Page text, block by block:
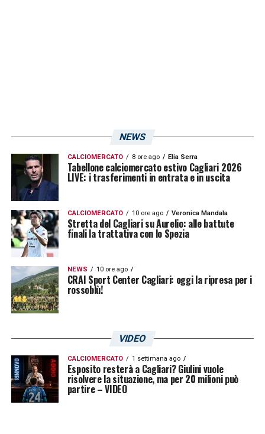
NEWS
CALCIOMERCATO 8 ore ago Elia Serra
Tabellone calciomercato estivo Cagliari 2026
LIVE: i trasferimenti in entrata e in uscita
CALCIOMERCATO 10 ore ago Veronica Mandala
Stretta del Cagliari su Aurelio: alle battute
finali la trattativa con lo Spezia
NEWS 10 ore ago
CRAI Sport Center Cagliari: oggi la ripresa per i
rossoblù!
VIDEO
CALCIOMERCATO 1 settimana ago
Esposito resterà a Cagliari? Giulini vuole
risolvere la situazione, ma per 20 milioni può
partire – VIDEO